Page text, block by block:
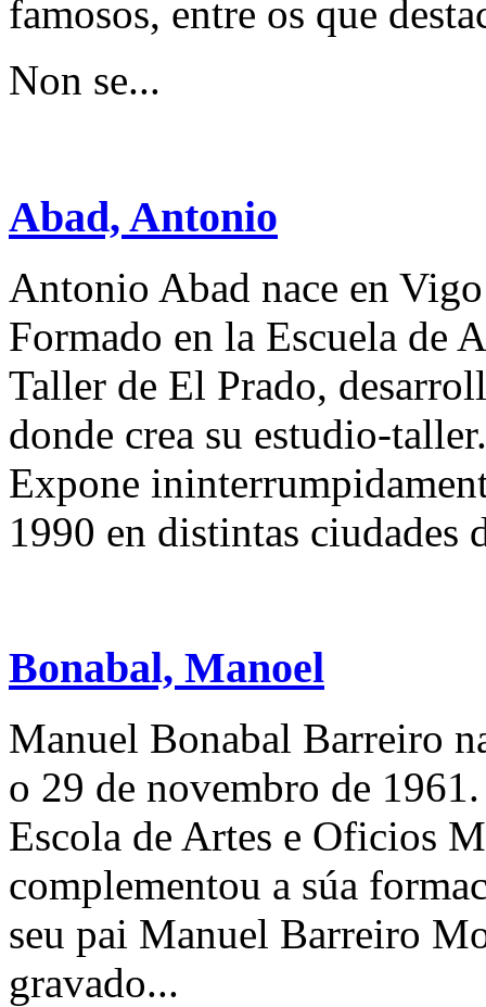
famosos, entre os que
Non se...
Abad, Antonio
Antonio Abad nace en
Formado en la Escuela de
Taller de El Prado,
donde crea su estudio-taller.
Expone
1990 en distintas ciudades
Bonabal, Manoel
Manuel Bonabal Barreiro
o 29 de novembro de
Escola de Artes e Oficios
complementou a súa
seu pai Manuel Barreiro
gravado...